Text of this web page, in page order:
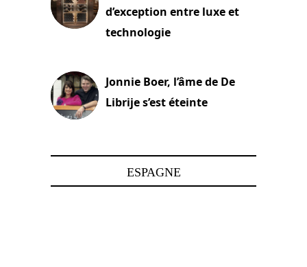
d’exception entre luxe et
technologie
Jonnie Boer, l’âme de De
Librije s’est éteinte
ESPAGNE